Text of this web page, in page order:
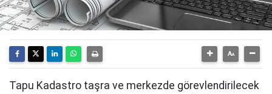
Tapu Kadastro taşra ve merkezde görevlendirilecek